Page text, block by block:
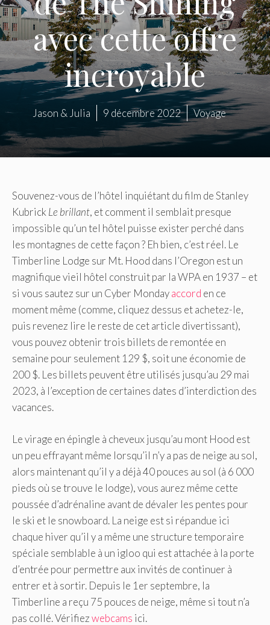
avec cette offre
incroyable
Jason & Julia 9 décembre 2022 Voyage
Souvenez-vous de l’hôtel inquiétant du film de Stanley
KubrickLe brillant, et comment il semblait presque
impossible qu’un tel hôtel puisse exister perché dans
les montagnes de cette façon ? Eh bien, c’est réel. Le
Timberline Lodge sur Mt. Hood dans l’Oregon est un
magnifique vieil hôtel construit par la WPA en 1937 – et
si vous sautez sur un Cyber ​​​​Mondayaccord en ce
moment même (comme, cliquez dessus et achetez-le,
puis revenez lire le reste de cet article divertissant),
vous pouvez obtenir trois billets de remontée en
semaine pour seulement 129 $, soit une économie de
200 $. Les billets peuvent être utilisés jusqu’au 29 mai
2023, à l’exception de certaines dates d’interdiction des
vacances.
Le virage en épingle à cheveux jusqu’au mont Hood est
un peu effrayant même lorsqu’il n’y a pas de neige au sol,
alors maintenant qu’il y a déjà 40 pouces au sol (à 6 000
pieds où se trouve le lodge), vous aurez même cette
poussée d’adrénaline avant de dévaler les pentes pour
le ski et le snowboard. La neige est si répandue ici
chaque hiver qu’il y a même une structure temporaire
spéciale semblable à un igloo qui est attachée à la porte
d’entrée pour permettre aux invités de continuer à
entrer et à sortir. Depuis le 1er septembre, la
Timberline a reçu 75 pouces de neige, même si tout n’a
pas collé. Vérifiezwebcams ici.